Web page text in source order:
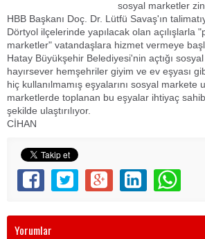
sosyal marketler
HBB Başkanı Doç. Dr. Lütfü Savaş'ın
Dörtyol ilçelerinde yapılacak olan açılışlarla
marketler" vatandaşlara hizmet vermeye
Hatay Büyükşehir Belediyesi'nin açtığı
hayırsever hemşehriler giyim ve ev eşyası
hiç kullanılmamış eşyalarını sosyal markete
marketlerde toplanan bu eşyalar ihtiyaç
şekilde ulaştırılıyor.
CİHAN
Yorumlar